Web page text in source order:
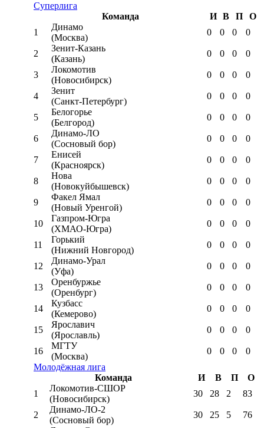
Суперлига
Команда
И В П
О
1
Динамо
(Москва)
0 0 0 0
2
Зенит-Казань
(Казань)
0 0 0 0
3
Локомотив
(Новосибирск)
0 0 0 0
4
Зенит
(Санкт-Петербург)
0 0 0 0
5
Белогорье
(Белгород)
0 0 0 0
6
Динамо-ЛО
(Сосновый бор)
0 0 0 0
7
Енисей
(Красноярск)
0 0 0 0
8
Нова
(Новокуйбышевск)
0 0 0 0
9
Факел Ямал
(Новый Уренгой)
0 0 0 0
10
Газпром-Югра
(ХМАО-Югра)
0 0 0 0
11
Горький
(Нижний Новгород)
0 0 0 0
12
Динамо-Урал
(Уфа)
0 0 0 0
13
Оренбуржье
(Оренбург)
0 0 0 0
14
Кузбасс
(Кемерово)
0 0 0 0
15
Ярославич
(Ярославль)
0 0 0 0
16
МГТУ
(Москва)
0 0 0
0
Молодёжная лига
Команда
И В П
О
1
Локомотив-CШОР
(Новосибирск)
30 28 2 83
2
Динамо-ЛО-2
(Сосновый бор)
30 25 5 76